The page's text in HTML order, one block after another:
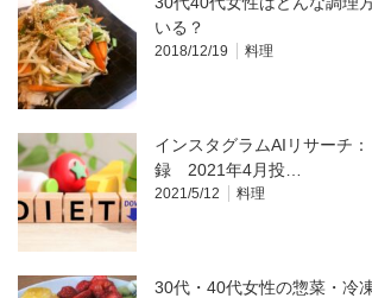
いる？
2018/12/19 料理
インスタグラムAIリサーチ
録 2021年4月投…
2021/5/12 料理
30代・40代女性の惣菜・冷